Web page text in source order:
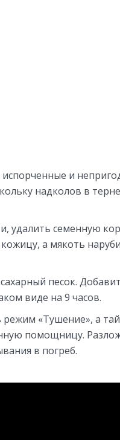
испорченные и
надколов в
удалить семенную
а мякоть
песок.
виде на 9 часов.
«Тушение», а
помощницу.
в погреб.